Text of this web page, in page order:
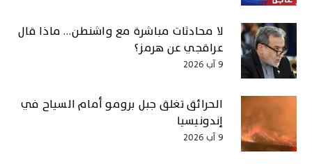
لا محادثات مباشرة مع واشنطن… ماذا قال
عراقجي عن هرمز؟
9 آب 2026
الحرائق تغلق جبل برومو أمام السياح في
إندونيسيا
9 آب 2026